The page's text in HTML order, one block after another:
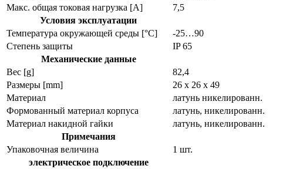
Макс. общая токовая нагрузка [A]
7,5
Условия эксплуатации
Температура окружающей среды [°C]
-25…90
Степень защиты
IP 65
Механические данные
Вес [g]
82,4
Размеры [mm]
26 x 26 x 49
Материал
латунь никелированн.
Формованный материал корпуса
латунь, никелированн.
Материал накидной гайки
латунь, никелированн.
Примечания
Упаковочная величина
1 шт.
электрическое подключение